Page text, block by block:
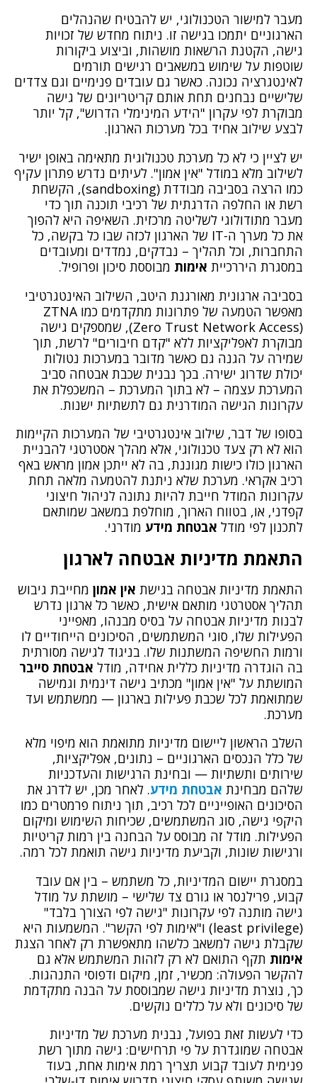
מעבר למישור הטכנולוגי, יש להבטיח שהנהלים
הארגוניים יתמכו בגישה זו. ניתוח מחדש של זכויות
גישה, הקטנת הרשאות מושהות, וביצוע ביקורות
שוטפות על שימוש במשאבים רגישים תורמים
לאינטגרציה נכונה. כאשר גם עובדים פנימיים וגם צדדים
שלישיים נבחנים תחת אותם קריטריונים של גישה
מבוקרת לפי עקרון "הידע המינימלי הדרוש", קל יותר
לבצע שילוב אחיד בכל מערכות הארגון.
יש לציין כי לא כל מערכת טכנולוגית מתאימה באופן ישיר
לשילוב מלא במודל "אין אמון". לעיתים נדרש פתרון עקיף
כמו הרצה בסביבה מבודדת (sandboxing), הקשחת
רשת או החלפה הדרגתית של רכיבי תוכנה תוך כדי
מעבר מתודולוגי לשליטה מרכזית. השאיפה היא להפוך
את כל מערך ה-IT של הארגון לכזה שבו כל בקשה, כל
התחברות, וכל תהליך – נבדקים, נמדדים ומעובדים
במסגרת היררכיית אימות מבוססת סיכון ופרופיל.
בסביבה ארגונית מאורגנת היטב, השילוב האינטגרטיבי
מאפשר הטמעה של פתרונות מתקדמים כמו ZTNA
(Zero Trust Network Access), שמספקים גישה
מבוקרת לאפליקציות ללא "קדם חיבורים" לרשת, תוך
שמירה על הגנה גם כאשר מדובר במערכות נטולות
יכולת שדרוג ישירה. בכך נבנית שכבת אבטחה סביב
המערכת עצמה – לא בתוך המערכת – המשכפלת את
עקרונות הגישה המודרנית גם לתשתיות ישנות.
בסופו של דבר, שילוב אינטגרטיבי של המערכות הקיימות
הוא לא רק צעד טכנולוגי, אלא מהלך אסטרטגי להבניית
הארגון כולו כישות מגוננת, בה לא ייתכן אמון מראש באף
רכיב אקראי. מערכת שלא ניתנת להטמעה מלאה תחת
עקרונות המודל חייבת להיות נתונה לניהול חיצוני
קפדני, או, בטווח הארוך, מוחלפת במשאב שמותאם
לתכנון לפי מודל אבטחת מידע מודרני.
התאמת מדיניות אבטחה לארגון
התאמת מדיניות אבטחה בגישת אין אמון מחייבת גיבוש
תהליך אסטרטגי מותאם אישית, כאשר כל ארגון נדרש
לבנות מדיניות אבטחה על בסיס מבנהו, מאפייני
הפעילות שלו, סוגי המשתמשים, הסיכונים הייחודיים לו
ורמות החשיפה המשתנות שלו. בניגוד לגישה מסורתית
בה הוגדרה מדיניות כללית אחידה, מודל אבטחת סייבר
המושתת על "אין אמון" מכתיב גישה דינמית וגמישה
שמתואמת לכל שכבת פעילות בארגון — ממשתמש ועד
מערכת.
השלב הראשון ליישום מדיניות מתואמת הוא מיפוי מלא
של כלל הנכסים הארגוניים – נתונים, אפליקציות,
שירותים ותשתיות — ובחינת הרגישות והעדכניות
שלהם מבחינת אבטחת מידע. לאחר מכן, יש לדרג את
הסיכונים האופייניים לכל רכיב, תוך ניתוח פרמטרים כמו
היקפי גישה, סוג המשתמשים, שכיחות השימוש ומיקום
הפעילות. מודל זה מבוסס על הבחנה בין רמות קריטיות
ורגישות שונות, וקביעת מדיניות גישה תואמת לכל רמה.
במסגרת יישום המדיניות, כל משתמש – בין אם עובד
קבוע, פרילנסר או גורם צד שלישי – מושתת על מודל
גישה מותנה לפי עקרונות "גישה לפי הצורך בלבד"
(least privilege) ו"אימות לפי הקשר". המשמעות היא
שקבלת גישה למשאב כלשהו מתאפשרת רק לאחר הצגת
אימות תקף התואם לא רק לזהות המשתמש אלא גם
להקשר הפעולה: מכשיר, זמן, מיקום ודפוסי התנהגות.
כך, נוצרת מדיניות גישה שמבוססת על הבנה מתקדמת
של סיכונים ולא על כללים נוקשים.
כדי לעשות זאת בפועל, נבנית מערכת של מדיניות
אבטחה שמוגדרת על פי תרחישים: גישה מתוך רשת
פנימית לעובד קבוע תצריך רמת אימות אחת, בעוד